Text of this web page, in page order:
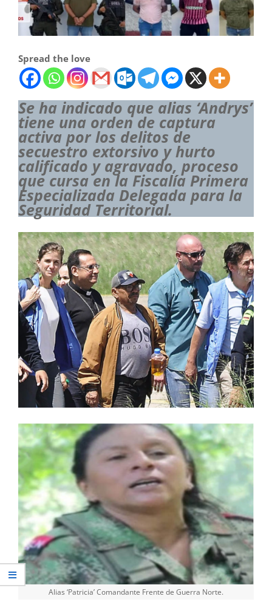
Spread the love
Se ha indicado que alias ‘Andrys’
tiene una orden de captura
activa por los delitos de
secuestro extorsivo y hurto
calificado y agravado, proceso
que cursa en la Fiscalía Primera
Especializada Delegada para la
Seguridad Territorial.
Alias ‘Patricia’ Comandante Frente de Guerra Norte.